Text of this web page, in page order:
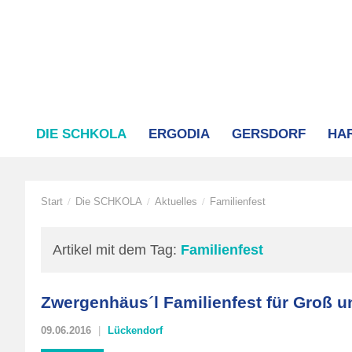
DIE SCHKOLA ERGODIA GERSDORF
Start / Die SCHKOLA / Aktuelles / Familienfest
Artikel mit dem Tag: Familienfest
Zwergenhäus´l Familienfest für Groß
09.06.2016 Lückendorf